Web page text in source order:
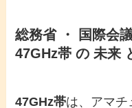
総務省 ・ 国際会
47GHz帯 の 未来
47GHz帯は、アマチ